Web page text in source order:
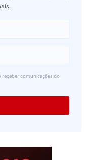
receber comunicações do